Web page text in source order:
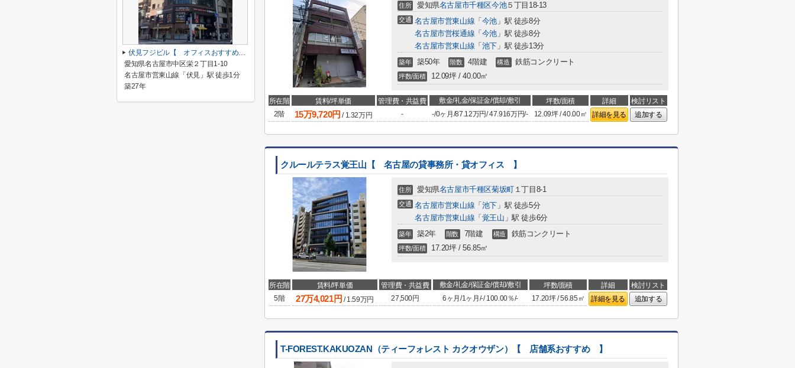
住所 愛知県名古屋市千種区今池５丁目18-13
交通 名古屋市営東山線 「 今池 」駅 徒歩8分
名古屋市営桜通線 「 今池 」駅 徒歩8分
名古屋市営東山線 「 池下 」駅 徒歩13分
築年 築50年 階数 4階建 構造 鉄筋コンクリート
坪数/面積 12.09坪 / 40.00㎡
所在階 賃料/坪単価 管理費・共益費 敷金/礼金/保証金/償却/敷引 坪数/面積 詳細
検討リスト
2階
15万9,720円 / 1.32万円 - -/0ヶ月 /87.12万円/47.916万円/- 12.09坪 / 40.00㎡ 詳細を見る 追加する
クルールテラス覚王山【 名古屋の貸事務所・貸オフィス 】
住所 愛知県名古屋市千種区菊坂町１丁目8-1
交通 名古屋市営東山線 「 池下 」駅 徒歩5分
名古屋市営東山線 「 覚王山 」駅 徒歩6分
築年 築2年 階数 7階建 構造 鉄筋コンクリート
坪数/面積 17.20坪 / 56.85㎡
所在階 賃料/坪単価 管理費・共益費 敷金/礼金/保証金/償却/敷引 坪数/面積 詳細
検討リスト
5階
27万4,021円 /1.59万円 27,500円 6ヶ月 /1ヶ月 /-/100.00％/- 17.20坪 / 56.85㎡ 詳細を見る 追加する
T-FOREST.KAKUOZAN（ティーフォレスト カクオウザン）【 店舗系おすすめ 】
伏見フジビル【 オフィスおすすめ 】
愛知県名古屋市中区栄２丁目1-10
名古屋市営東山線「伏見」駅 徒歩1分
築27年